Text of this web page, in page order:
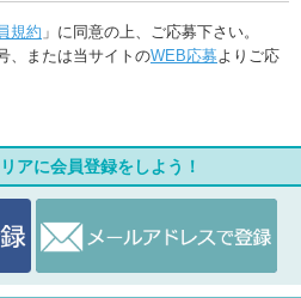
規約 」に同意の上、ご応募下さい。
、または当サイトのWEB応募よりご応
アに会員登録をしよう！